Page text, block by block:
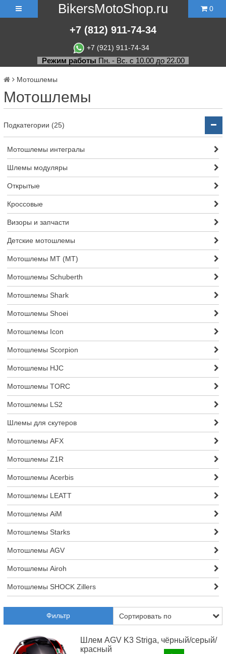
BikersMotoShop.ru
+7 (812) 911-74-34
+7 (921) 911-74-34
0
Режим работы Пн. - Вс. с 10.00 до 22.00
Мотошлемы
Мотошлемы
Подкатегории (25)
Мотошлемы интегралы
Шлемы модуляры
Открытые
Кросcовые
Визоры и запчасти
Детские мотошлемы
Мотошлемы MT (МТ)
Мотошлемы Schuberth
Мотошлемы Shark
Мотошлемы Shoei
Мотошлемы Icon
Мотошлемы Scorpion
Мотошлемы HJC
Мотошлемы TORC
Мотошлемы LS2
Шлемы для скутеров
Мотошлемы AFX
Мотошлемы Z1R
Мотошлемы Acerbis
Мотошлемы LEATT
Мотошлемы AiM
Мотошлемы Starks
Мотошлемы AGV
Мотошлемы Airoh
Мотошлемы SHOCK Zillers
Фильтр
Шлем AGV K3 Striga, чёрный/серый/
красный